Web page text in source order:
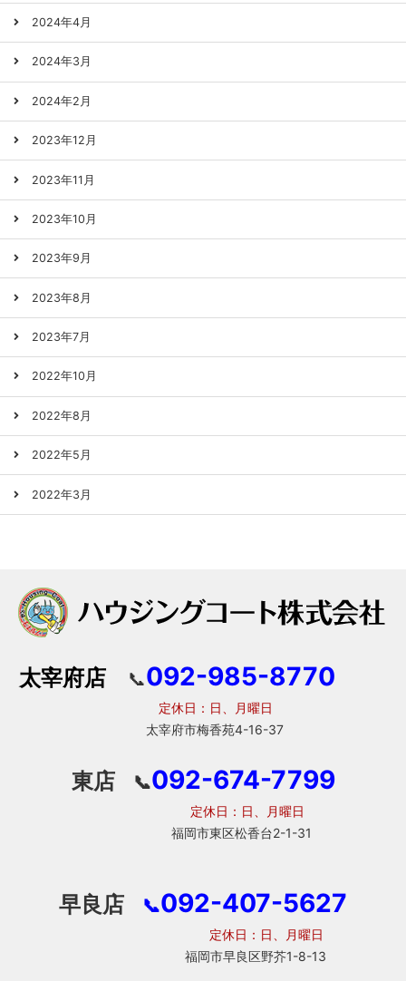
2024年4月
2024年3月
2024年2月
2023年12月
2023年11月
2023年10月
2023年9月
2023年8月
2023年7月
2022年10月
2022年8月
2022年5月
2022年3月
太宰府店 📞092-985-8770
定休日：日、月曜日
太宰府市梅香苑4-16-37
東店 📞092-674-7799
定休日：日、月曜日
福岡市東区松香台2-1-31
早良店 📞092-407-5627
定休日：日、月曜日
福岡市早良区野芥1-8-13